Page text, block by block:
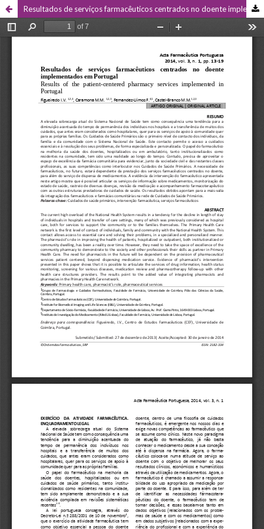
Resultados de serviços farmacêuticos centrados no doente implementados em Portugal